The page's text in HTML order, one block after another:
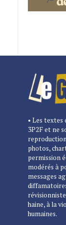
• Les
3P2F et ne
photos,
permission
modérés à
messages
haine, à la
humaines.